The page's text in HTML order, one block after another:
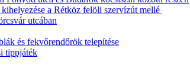
a Rétköz felöli szervízút mellé
utcában
és fekvőrendőrök telepítése
tippjáték